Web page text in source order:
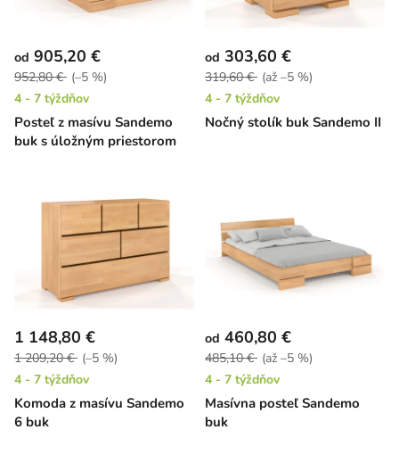
Posteľ z masívu Sandemo
buk s úložným priestorom
od 905,20 €
952,80 € (–5 %)
4 - 7 týždňov
Nočný stolík buk Sandemo II
od 303,60 €
319,60 € (až –5 %)
4 - 7 týždňov
Komoda z masívu Sandemo
6 buk
1 148,80 €
1 209,20 € (–5 %)
4 - 7 týždňov
Masívna posteľ Sandemo
buk
od 460,80 €
485,10 € (až –5 %)
4 - 7 týždňov